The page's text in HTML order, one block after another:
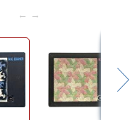
← →